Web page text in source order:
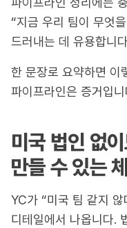
“지금 우리 팀이 무엇
드러내는 데 유용합니
한 문장로 요약하면 이
파이프라인은 증거입니
미국 법인 없
만들 수 있는
YC가 “미국 팀 같지
디테일에서 나옵니다.